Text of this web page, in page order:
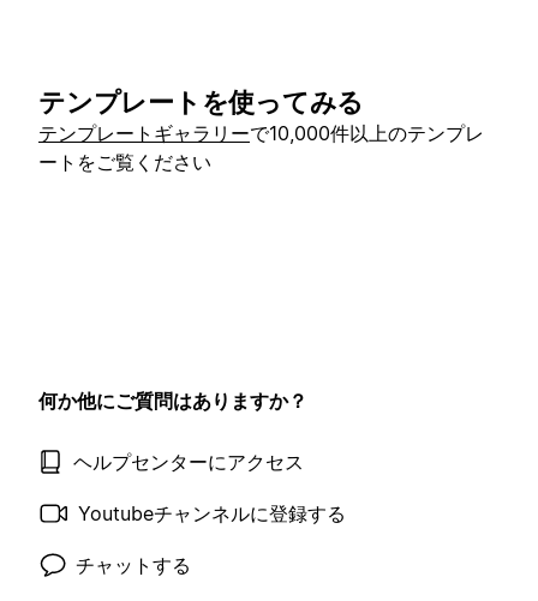
テンプレートを使ってみる
テンプレートギャラリーで10,000件以上のテンプレ
ートをご覧ください
何か他にご質問はありますか？
ヘルプセンターにアクセス
Youtubeチャンネルに登録する
チャットする